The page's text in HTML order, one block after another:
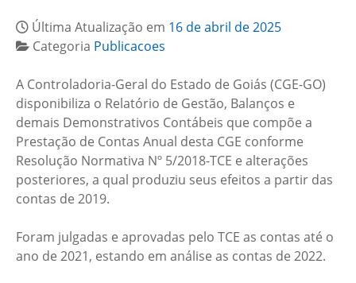
Última Atualização em 16 de abril de 2025
Categoria Publicacoes
A Controladoria-Geral do Estado de Goiás (CGE-GO)
disponibiliza o Relatório de Gestão, Balanços e
demais Demonstrativos Contábeis que compõe a
Prestação de Contas Anual desta CGE conforme
Resolução Normativa Nº 5/2018-TCE e alterações
posteriores, a qual produziu seus efeitos a partir das
contas de 2019.
Foram julgadas e aprovadas pelo TCE as contas até o
ano de 2021, estando em análise as contas de 2022.